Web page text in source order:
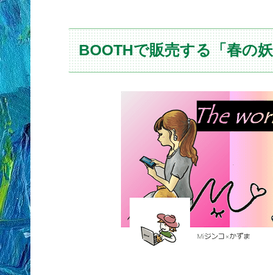
BOOTHで販売する「春の